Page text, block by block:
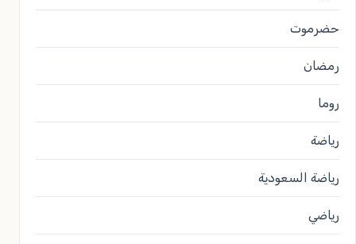
حضرموت
رمضان
روما
رياضة
رياضة السعودية
رياضي